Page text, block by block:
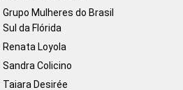
Grupo Mulheres do Brasil
Sul da Flórida
Renata Loyola
Sandra Colicino
Taiara Desirée